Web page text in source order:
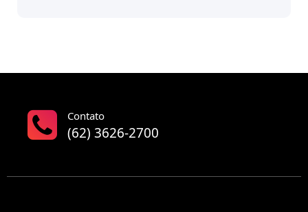
Contato
(62) 3626-2700